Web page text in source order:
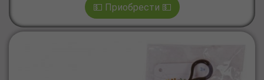
💵 Приобрести 💵